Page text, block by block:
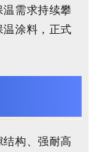
需求持续攀
涂料，正式
构、强耐高